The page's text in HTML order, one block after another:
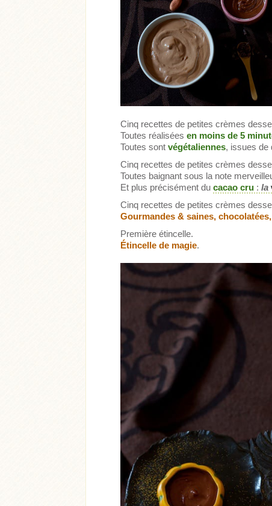
Cinq recettes de petites crèmes
Toutes réalisées en moins de 5
Toutes sontvégétaliennes, issues de
Cinq recettes de petites crèmes
Toutes baignant sous la note
Et plus précisément ducacao cru :la
Cinq recettes de petites crèmes
Gourmandes & saines,
Première étincelle.
Étincelle de magie.
Acheter Lire